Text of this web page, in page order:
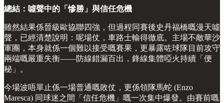
總結：噓聲中的「慘勝」與信任危機
雖然結果係晉級歐協聯四強，但過程同賽後史丹福橋嘅漫天噓
聲，已經清楚說明：呢場仗，車路士輸得徹底。主場不敵華沙
軍團，本身就係一個難以接受嘅賽果，更暴露咗球隊目前攻守
兩端嘅嚴重失衡——防線錯漏百出，鋒線集體啞火持續「便
秘」。
今場波唔單止係一場普通嘅敗仗，更係領隊馬蛇 (Enzo
Maresca) 同球迷之間「信任危機」嘅一次集中爆發。由賽前嘅